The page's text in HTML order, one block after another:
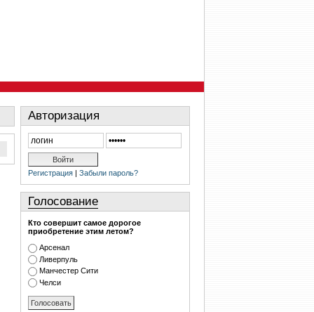
Авторизация
Регистрация | Забыли пароль?
Голосование
Кто совершит самое дорогое
приобретение этим летом?
Арсенал
Ливерпуль
Манчестер Сити
Челси